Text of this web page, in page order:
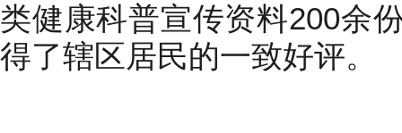
类健康科普宣传资料200余
得了辖区居民的一致好评。